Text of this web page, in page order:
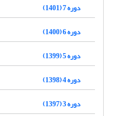
دوره 7 (1401)
دوره 6 (1400)
دوره 5 (1399)
دوره 4 (1398)
دوره 3 (1397)